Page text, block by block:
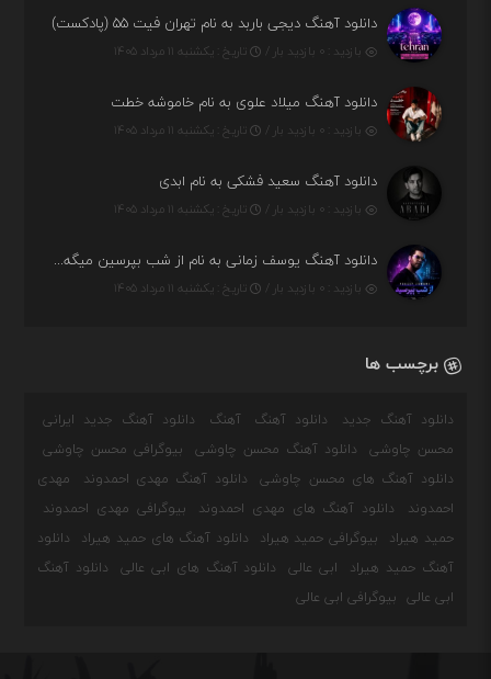
دانلود آهنگ دیجی باربد به نام تهران فیت ۵۵ (پادکست)
بازدید : ۰ بازدید بار / تاریخ : یکشنبه ۱۱ مرداد ۱۴۰۵
دانلود آهنگ میلاد علوی به نام خاموشه خطت
بازدید : ۰ بازدید بار / تاریخ : یکشنبه ۱۱ مرداد ۱۴۰۵
دانلود آهنگ سعید فشکی به نام ابدی
بازدید : ۰ بازدید بار / تاریخ : یکشنبه ۱۱ مرداد ۱۴۰۵
دانلود آهنگ یوسف زمانی به نام از شب بپرسین میگه چه روزگاری دارم
بازدید : ۰ بازدید بار / تاریخ : یکشنبه ۱۱ مرداد ۱۴۰۵
برچسب ها
دانلود آهنگ جدید دانلود آهنگ آهنگ
دانلود آهنگ جدید ایرانی
محسن چاوشی
دانلود آهنگ محسن چاوشی
بیوگرافی محسن چاوشی
دانلود آهنگ های محسن چاوشی
دانلود آهنگ مهدی احمدوند
مهدی
احمدوند
دانلود آهنگ های مهدی احمدوند
بیوگرافی مهدی احمدوند
حمید هیراد
بیوگرافی حمید هیراد دانلود آهنگ های حمید هیراد
دانلود
آهنگ حمید هیراد
ابی عالی دانلود آهنگ های ابی عالی
دانلود آهنگ
ابی عالی
بیوگرافی ابی عالی